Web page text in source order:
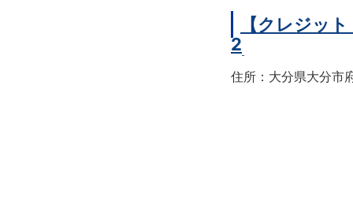
【クレジッ
2
住所：大分県大分市